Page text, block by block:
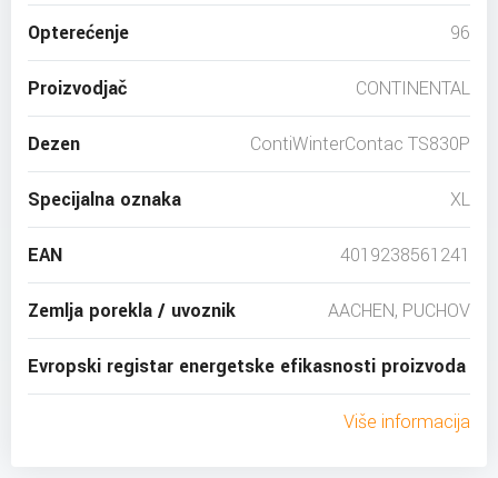
Opterećenje 96
Proizvodjač CONTINENTAL
Dezen ContiWinterContac TS830P
Specijalna oznaka XL
EAN 4019238561241
Zemlja porekla / uvoznik AACHEN, PUCHOV
Evropski registar energetske efikasnosti proizvoda
Više informacija